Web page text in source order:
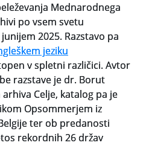
Mednarodnega
po vsem svetu
2025. Razstavo pa
jeziku
v spletni različici. Avtor
razstave je dr. Borut
Celje, katalog pa je
Opsommerjem iz
ter ob predanosti
rekordnih 26 držav